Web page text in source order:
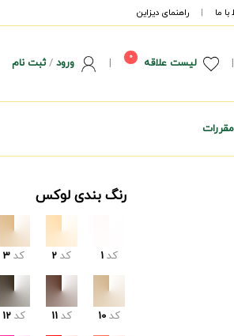
با ما | راهنمای دیزاین
| لیست علاقه 0
| ورود/ثبت نام
مقررات
رنگ بندی لوکس
کد 1 کد 2 کد 3
کد 10 کد 11 کد 12